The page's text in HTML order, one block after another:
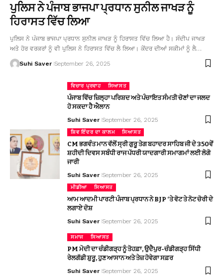
ਪੁਲਿਸ ਨੇ ਪੰਜਾਬ ਭਾਜਪਾ ਪ੍ਰਧਾਨ ਸੁਨੀਲ ਜਾਖੜ ਨੂੰ
ਹਿਰਾਸਤ ਵਿੱਚ ਲਿਆ
ਪੁਲਿਸ ਨੇ ਪੰਜਾਬ ਭਾਜਪਾ ਪ੍ਰਧਾਨ ਸੁਨੀਲ ਜਾਖੜ ਨੂੰ ਹਿਰਾਸਤ ਵਿੱਚ ਲਿਆ ਹੈ। ਸੰਦੀਪ ਜਾਖੜ
ਅਤੇ ਹੋਰ ਵਰਕਰਾਂ ਨੂੰ ਵੀ ਪੁਲਿਸ ਨੇ ਹਿਰਾਸਤ ਵਿੱਚ ਲੈ ਲਿਆ। ਕੇਂਦਰ ਦੀਆਂ ਸਕੀਮਾਂ ਨੂੰ ਲੈ…
Suhi Saver September 26, 2025
ਵਿਚਾਰ ਪ੍ਰਵਾਹ ਸਿਆਸਤ
ਪੰਜਾਬ ਵਿੱਚ ਜ਼ਿਲ੍ਹਾ ਪਰਿਸ਼ਦ ਅਤੇ ਪੰਚਾਇਤ ਸੰਮਤੀ ਚੋਣਾਂ ਦਾ ਜਲਦ
ਹੋ ਸਕਦਾ ਹੈ ਐਲਾਨ
Suhi Saver September 26, 2025
ਸ਼ਿਵ ਇੰਦਰ ਦਾ ਕਾਲਮ ਸਿਆਸਤ
CM ਭਗਵੰਤ ਮਾਨ ਵੱਲੋਂ ਸ੍ਰੀ ਗੁਰੂ ਤੇਗ ਬਹਾਦਰ ਸਾਹਿਬ ਜੀ ਦੇ 350ਵੇਂ
ਸ਼ਹੀਦੀ ਦਿਵਸ ਸਬੰਧੀ ਰਾਜ ਪੱਧਰੀ ਯਾਦਗਾਰੀ ਸਮਾਗਮਾਂ ਲਈ ਲੋਗੋ
ਜਾਰੀ
Suhi Saver September 26, 2025
ਮੀਡੀਆ ਸਿਆਸਤ
ਆਮ ਆਦਮੀ ਪਾਰਟੀ ਪੰਜਾਬ ਪ੍ਰਧਾਨ ਨੇ BJP ‘ਤੇ ਵੋਟ ਤੇ ਨੋਟ ਚੋਰੀ ਦੇ
ਲਗਾਏ ਦੋਸ਼
Suhi Saver September 26, 2025
ਸਮਾਜ ਸਿਆਸਤ
PM ਮੋਦੀ ਦਾ ਚੰਡੀਗੜ੍ਹ ਨੂੰ ਤੋਹਫ਼ਾ, ਉਦੈਪੁਰ-ਚੰਡੀਗੜ੍ਹ ਸਿੱਧੀ
ਰੇਲਗੱਡੀ ਸ਼ੁਰੂ, ਹੁਣ ਆਸਾਨ ਅਤੇ ਤੇਜ਼ ਹੋਵੇਗਾ ਸਫ਼ਰ
Suhi Saver September 26, 2025